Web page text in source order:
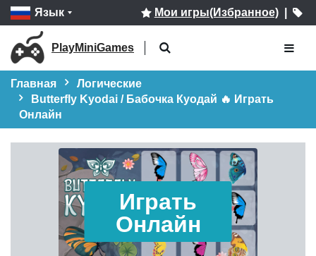
Язык Мои игры(Избранное)|
PlayMiniGames
Главная
Логические
Butterfly Kyodai / Бабочка Куодай 🔥 Играть
Онлайн
Играть
Онлайн